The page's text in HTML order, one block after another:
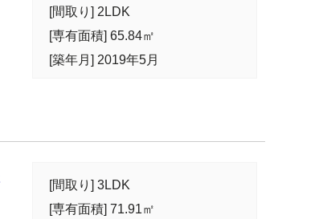
[間取り] 2LDK
[専有面積] 65.84㎡
[築年月] 2019年5月
[間取り] 3LDK
[専有面積] 71.91㎡